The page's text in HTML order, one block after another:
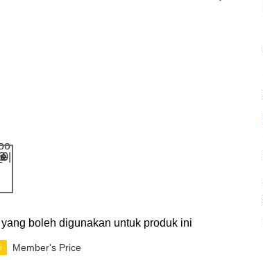
boleh digunakan untuk produk ini
Member's Price